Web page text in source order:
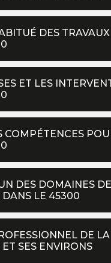
DES
ET LES
COMPÉTENCES
DES DOMAINES
LE 45300
DE
SES ENVIRONS